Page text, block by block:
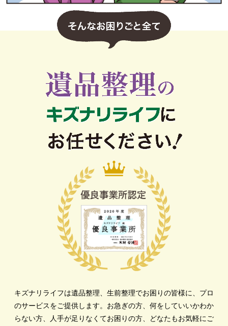
キズナリライフは遺品整理、生前整理でお困りの皆様に、プロ
のサービスをご提供します。 お急ぎの方、何をしていいかわか
らない方、人手が足りなくてお困りの方、どなたもお気軽にご